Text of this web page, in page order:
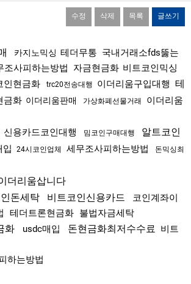
수정 삭제 목록 글쓰기
카지노믹싱 테더무통 국내거래소fds뚫는
조사피하는방법 자금현금화 비트코인믹싱
인현금화 trc20전송대행 이더리움구입대행 테
금화 이더리움판매 가상화폐선물거래
이더리움
신용카드코인대행 밈코인구매대행
알트코인
입 24시코인업체 세무조사피하는방법
돈믹싱최
더리움삽니다
돈세탁 비트코인신용카드
코인계좌이
테더트론현금화 불법자금세탁
화 usdc매입 돈현금화최저수수료 비트
하는방법